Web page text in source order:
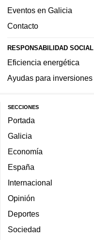
Eventos en Galicia
Contacto
RESPONSABILIDAD SOCIAL
Eficiencia energética
Ayudas para inversiones
SECCIONES
Portada
Galicia
Economía
España
Internacional
Opinión
Deportes
Sociedad